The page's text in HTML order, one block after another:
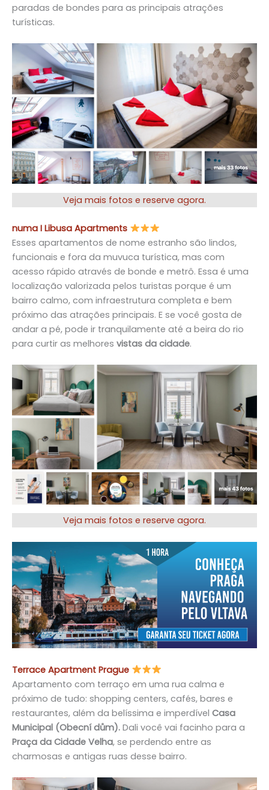
paradas de bondes para as principais atrações
turísticas.
Veja mais fotos e reserve agora.
numa I Libusa Apartments
Esses apartamentos de nome estranho são lindos,
funcionais e fora da muvuca turística, mas com
acesso rápido através de bonde e metrô. Essa é uma
localização valorizada pelos turistas porque é um
bairro calmo, com infraestrutura completa e bem
próximo das atrações principais. E se você gosta de
andar a pé, pode ir tranquilamente até a beira do rio
para curtir as melhores vistas da cidade.
Veja mais fotos e reserve agora.
Terrace Apartment Prague
Apartamento com terraço em uma rua calma e
próximo de tudo: shopping centers, cafés, bares e
restaurantes, além da belíssima e imperdível Casa
Municipal (Obecní dům). Dali você vai facinho para a
Praça da Cidade Velha, se perdendo entre as
charmosas e antigas ruas desse bairro.